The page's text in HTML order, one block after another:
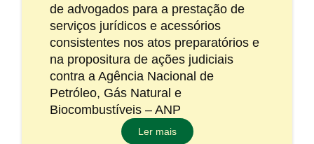
de advogados para a prestação de
serviços jurídicos e acessórios
consistentes nos atos preparatórios e
na propositura de ações judiciais
contra a Agência Nacional de
Petróleo, Gás Natural e
Biocombustíveis – ANP
Ler mais